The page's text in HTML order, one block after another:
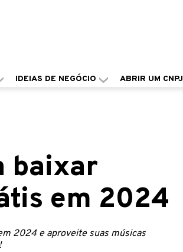
IDEIAS DE NEGÓCIO ABRIR UM CNPJ
baixar
em 2024
2024 e aproveite suas músicas